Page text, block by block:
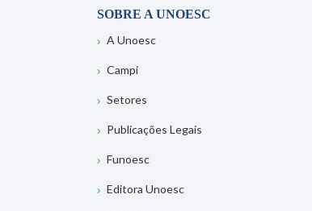
SOBRE A UNOESC
A Unoesc
Campi
Setores
Publicações Legais
Funoesc
Editora Unoesc